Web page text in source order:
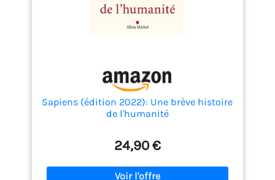
Sapiens (édition 2022): Une brève histoire
de l'humanité
24,90 €